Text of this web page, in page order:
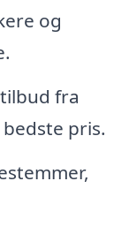
og
fra
pris.